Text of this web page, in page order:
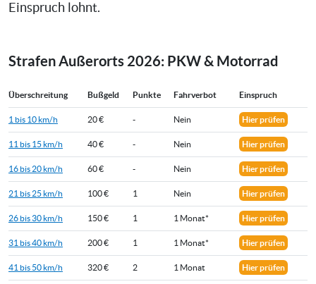
Einspruch lohnt.
Strafen Außerorts 2026: PKW & Motorrad
Überschreitung Bußgeld Punkte Fahrverbot Einspruch
1 bis 10 km/h 20 € - Nein Hier prüfen
11 bis 15 km/h 40 € - Nein Hier prüfen
16 bis 20 km/h 60 € - Nein Hier prüfen
21 bis 25 km/h 100 € 1 Nein Hier prüfen
26 bis 30 km/h 150 € 1 1 Monat* Hier prüfen
31 bis 40 km/h 200 € 1 1 Monat* Hier prüfen
41 bis 50 km/h 320 € 2 1 Monat Hier prüfen